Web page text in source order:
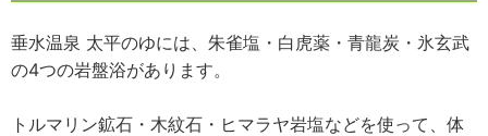
垂水温泉 太平のゆには、朱雀塩・白虎薬・青龍炭・氷玄武
の4つの岩盤浴があります。
トルマリン鉱石・木紋石・ヒマラヤ岩塩などを使って、体